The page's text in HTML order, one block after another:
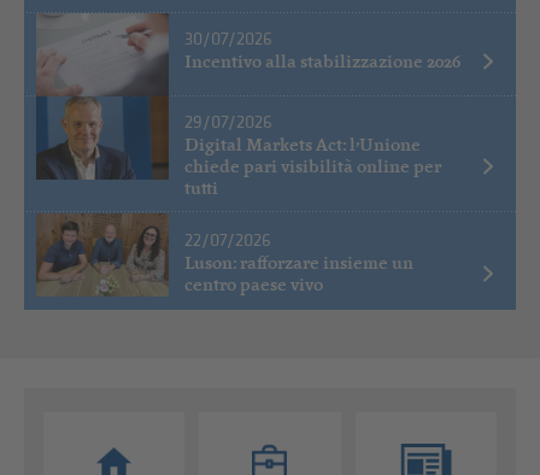
30/07/2026
Incentivo alla stabilizzazione 2026
29/07/2026
Digital Markets Act: l’Unione
chiede pari visibilità online per
tutti
22/07/2026
Luson: rafforzare insieme un
centro paese vivo